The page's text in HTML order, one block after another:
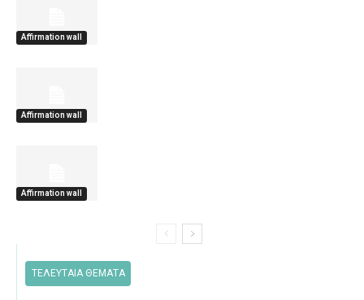
Affirmation wall
Affirmation wall
Affirmation wall
ΤΕΛΕΥΤΑΙΑ ΘΕΜΑΤΑ